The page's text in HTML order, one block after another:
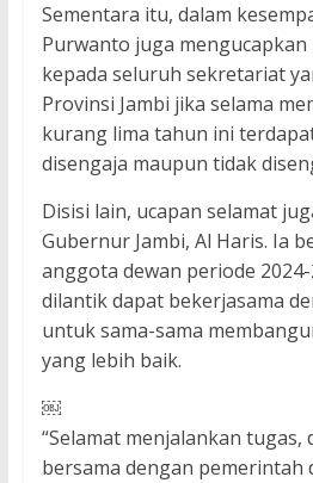
Sementara itu, dalam
Purwanto juga
kepada seluruh sekretariat
Provinsi Jambi jika selama
kurang lima tahun ini
disengaja maupun tidak
Disisi lain, ucapan selamat
Gubernur Jambi, Al Haris. Ia
anggota dewan periode
dilantik dapat bekerjasama
untuk sama-sama
yang lebih baik.
￼
“Selamat menjalankan tugas,
bersama dengan